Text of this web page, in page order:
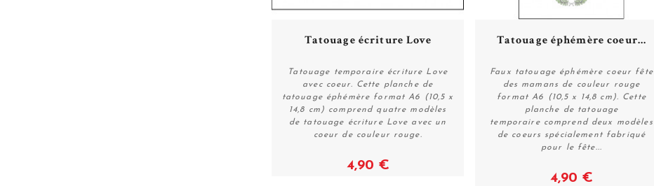
Voir
Tatouage écriture Love
Tatouage temporaire écriture Love
avec coeur. Cette planche de
tatouage éphémère format A6 (10,5 x
14,8 cm) comprend quatre modèles
de tatouage écriture Love avec un
coeur de couleur rouge.
4,90 €
Voir
Tatouage éphémère coeur...
Faux tatouage éphémère coeur fête
des mamans de couleur rouge
format A6 (10,5 x 14,8 cm). Cette
planche de tatouage
temporaire comprend deux modèles
de coeurs spécialement fabriqué
pour le fête...
4,90 €